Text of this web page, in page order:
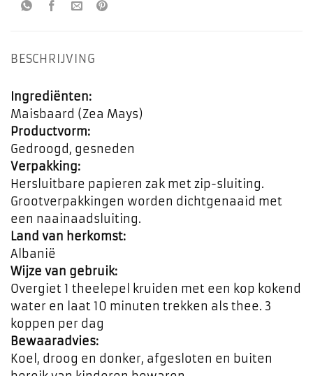
BESCHRIJVING
Ingrediënten:
Maisbaard (Zea Mays)
Productvorm:
Gedroogd, gesneden
Verpakking:
Hersluitbare papieren zak met zip-sluiting.
Grootverpakkingen worden dichtgenaaid met
een naainaadsluiting.
Land van herkomst:
Albanië
Wijze van gebruik:
Overgiet 1 theelepel kruiden met een kop kokend
water en laat 10 minuten trekken als thee. 3
koppen per dag
Bewaaradvies:
Koel, droog en donker, afgesloten en buiten